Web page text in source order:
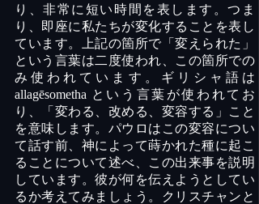
り、非常に短い時間を表します。つま
り、即座に私たちが変化することを表し
ています。上記の箇所で「変えられた」
という言葉は二度使われ、この箇所での
み使われています。ギリシャ語は
allagēsometha という言葉が使われてお
り、「変わる、改める、変容する」こと
を意味します。パウロはこの変容につい
て話す前、神によって蒔かれた種に起こ
ることについて述べ、この出来事を説明
しています。彼が何を伝えようとしてい
るか考えてみましょう。クリスチャンと